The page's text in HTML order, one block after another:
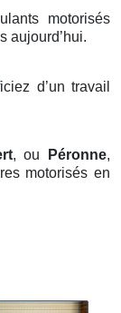
motorisés
aujourd’hui.
d’un travail
, ou Péronne,
motorisés en